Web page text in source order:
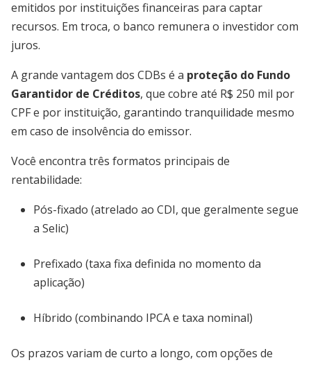
emitidos por instituições financeiras para captar
recursos. Em troca, o banco remunera o investidor com
juros.
A grande vantagem dos CDBs é a proteção do Fundo
Garantidor de Créditos, que cobre até R$ 250 mil por
CPF e por instituição, garantindo tranquilidade mesmo
em caso de insolvência do emissor.
Você encontra três formatos principais de
rentabilidade:
Pós-fixado (atrelado ao CDI, que geralmente segue
a Selic)
Prefixado (taxa fixa definida no momento da
aplicação)
Híbrido (combinando IPCA e taxa nominal)
Os prazos variam de curto a longo, com opções de